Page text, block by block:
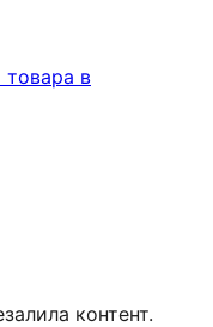
в
контент.